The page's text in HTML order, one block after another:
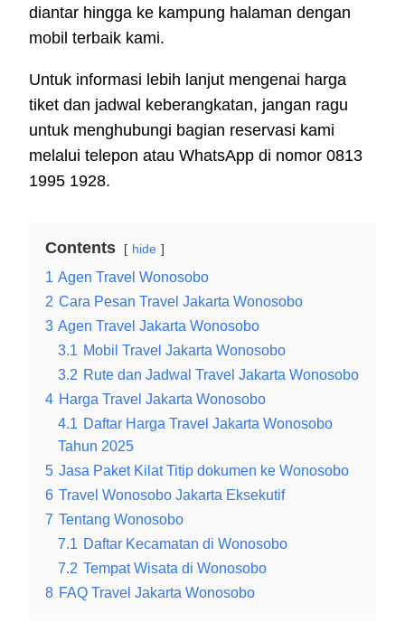
diantar hingga ke kampung halaman dengan
mobil terbaik kami.
Untuk informasi lebih lanjut mengenai harga
tiket dan jadwal keberangkatan, jangan ragu
untuk menghubungi bagian reservasi kami
melalui telepon atau WhatsApp di nomor 0813
1995 1928.
Contents hide
1 Agen Travel Wonosobo
2 Cara Pesan Travel Jakarta Wonosobo
3 Agen Travel Jakarta Wonosobo
3.1 Mobil Travel Jakarta Wonosobo
3.2 Rute dan Jadwal Travel Jakarta Wonosobo
4 Harga Travel Jakarta Wonosobo
4.1 Daftar Harga Travel Jakarta Wonosobo
Tahun 2025
5 Jasa Paket Kilat Titip dokumen ke Wonosobo
6 Travel Wonosobo Jakarta Eksekutif
7 Tentang Wonosobo
7.1 Daftar Kecamatan di Wonosobo
7.2 Tempat Wisata di Wonosobo
8 FAQ Travel Jakarta Wonosobo